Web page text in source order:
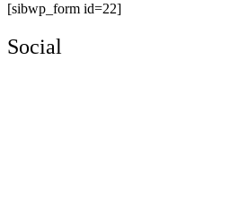
[sibwp_form id=22]
Social